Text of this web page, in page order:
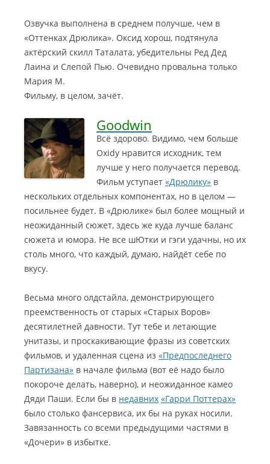
Озвучка выполнена в среднем получше, чем в
«Оттенках Дрюлика». Оксид хорош, подтянула
актёрский скилл Таталата, убедительны Ред Дед
Лаина и Слепой Пью. Очевидно провальна только
Мария М.
Фильму, в целом, зачёт.
Goodwin
Всё здорово. Видимо, чем больше
Oxidy нравится исходник, тем
лучше у него получается перевод.
Фильм уступает «Дрюлику» в
нескольких отдельных компонентах, но в целом —
посильнее будет. В «Дрюлике» был более мощный и
неожиданный сюжет, здесь же куда лучше баланс
сюжета и юмора. Не все шЮтки и гэги удачны, но их
столь много, что каждый, думаю, найдёт себе по
вкусу.
Весьма много олдстайла, демонстрирующего
преемственность от старых «Старых Воров»
десятилетней давности. Тут тебе и летающие
унитазы, и проскакивающие фразы из советских
фильмов, и удаленная сцена из «Предпоследнего
Партизана» в начале фильма (вот её надо было
покороче делать, наверно), и неожиданное камео
Дяди Паши. Если бы в недавних «Гарри Поттерах»
было столько фансервиса, их бы на руках носили.
Завязанность со всеми предыдущими частями в
«Дочери» в избытке.